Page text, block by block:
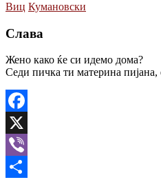
Виц Кумановски
Слава
Жено како ќе си идемо дома?
Седи пичка ти материна пијана,
Facebook
X
Viber